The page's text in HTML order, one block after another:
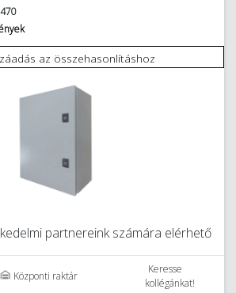
az összehasonlításhoz
partnereink számára elérhető
Központi raktár
Keresse
kollégánkat!